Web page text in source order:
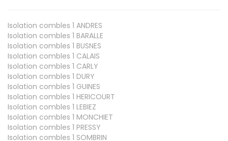
Isolation combles 1 ANDRES
Isolation combles 1 BARALLE
Isolation combles 1 BUSNES
Isolation combles 1 CALAIS
Isolation combles 1 CARLY
Isolation combles 1 DURY
Isolation combles 1 GUINES
Isolation combles 1 HERICOURT
Isolation combles 1 LEBIEZ
Isolation combles 1 MONCHIET
Isolation combles 1 PRESSY
Isolation combles 1 SOMBRIN